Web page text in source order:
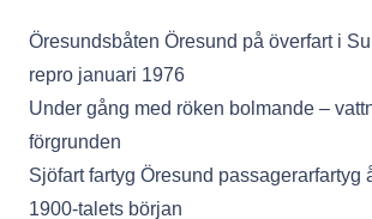
Öresundsbåten Öresund på överfart i
repro januari 1976
Under gång med röken bolmande –
förgrunden
Sjöfart fartyg Öresund passagerarfartyg
1900-talets början